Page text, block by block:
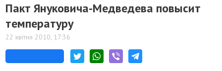
Пакт Януковича-Медведева повысит
температуру
22 квітня 2010, 17:36